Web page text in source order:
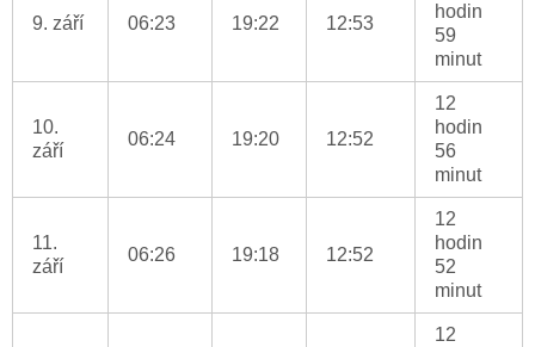
9. září 06:23 19:22 12:53
hodin
59
minut
10.
září
06:24 19:20 12:52
12
hodin
56
minut
11.
září
06:26 19:18 12:52
12
hodin
52
minut
12